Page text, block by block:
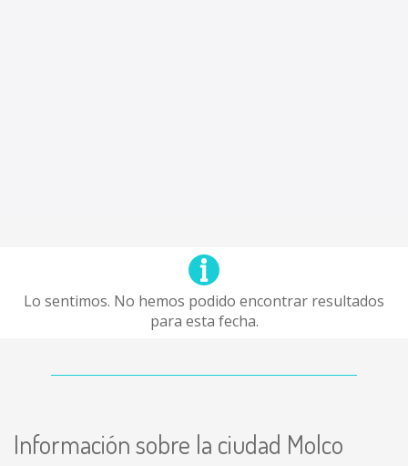
Lo sentimos. No hemos podido encontrar resultados
para esta fecha.
Información sobre la ciudad Molco